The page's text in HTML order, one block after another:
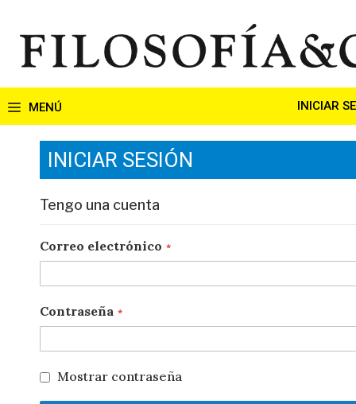
contenido
INICIAR
INICIAR SESIÓN
Tengo una cuenta
Correo electrónico
Contraseña
Mostrar contraseña